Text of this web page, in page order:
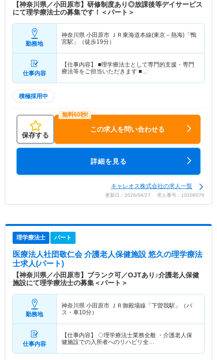
【神奈川県／小田原市】研修制度あり◎放課後等デイサービス
にて理学療法士の募集です！＜パート＞
勤務地
神奈川県 小田原市 ＪＲ東海道本線(東京－熱海)「鴨
宮駅」（徒歩19分）
仕事内容
【仕事内容】 ■理学療法士として専門的支援・専門
療法等をご担当いただきます ■…
積極採用中
保存する
この求人を問い合わせる
詳細を見る
キャレオス株式会社の求人一覧
更新日：2026/04/27 求人番号：10206076
理学療法士 パート
医療法人社団敬仁会 介護老人保健施設 悠久の理学療法
士求人(パート)
【神奈川県／小田原市】ブランク可／OJTあり♪介護老人保健
施設にて理学療法士の募集＜パート＞
勤務地
神奈川県 小田原市 ＪＲ御殿場線「下曽我駅」（バ
ス・車10分）
仕事内容
【仕事内容】 ◇理学療法士業務全般 ・介護老人保
健施設での入所者へのリハビリ全…